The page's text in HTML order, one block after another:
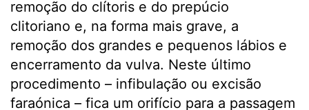
remoção do clítoris e do prepúcio
clitoriano e, na forma mais grave, a
remoção dos grandes e pequenos lábios e
encerramento da vulva. Neste último
procedimento – infibulação ou excisão
faraónica – fica um orifício para a passagem